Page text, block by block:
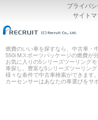
プライバ
サイト
燃費のいい車を探すなら、中古車・
550i Mスポーツパッケージの燃費が
お気に入りの5シリーズツーリング
車探し。豊富な5シリーズツーリン
様々な条件で中古車検索ができます。
カーセンサーはあなたの車選びをサ